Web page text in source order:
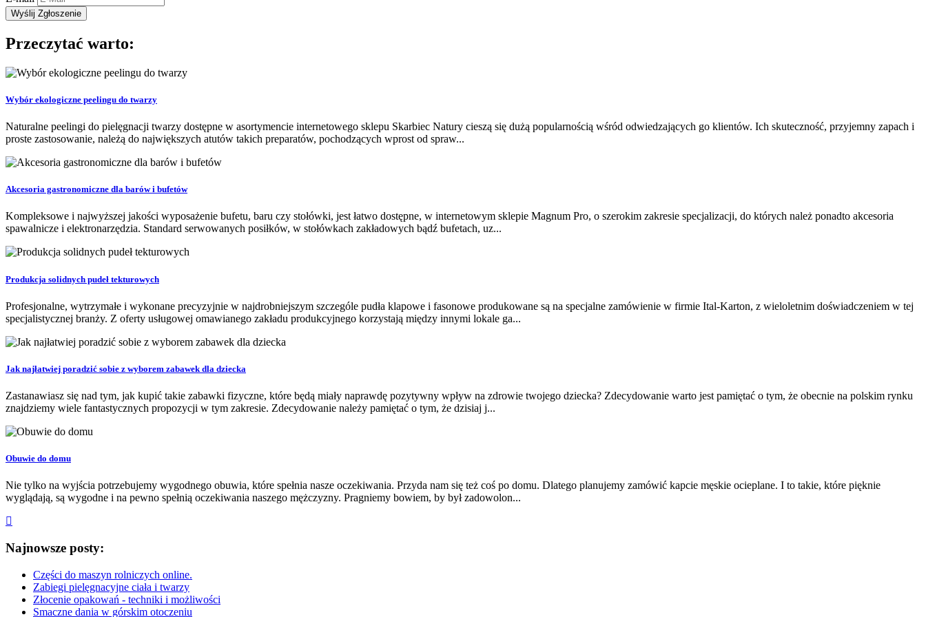
Przeczytać warto:
Wybór ekologiczne peelingu do twarzy
Naturalne peelingi do pielęgnacji twarzy dostępne w asortymencie internetowego sklepu Skarbiec Natury cieszą się dużą popularnością wśród odwiedzających go klientów. Ich skuteczność, przyjemny zapach i
proste zastosowanie, należą do największych atutów takich preparatów, pochodzących wprost od spraw...
Akcesoria gastronomiczne dla barów i bufetów
Kompleksowe i najwyższej jakości wyposażenie bufetu, baru czy stołówki, jest łatwo dostępne, w internetowym sklepie Magnum Pro, o szerokim zakresie specjalizacji, do których należ ponadto akcesoria
spawalnicze i elektronarzędzia. Standard serwowanych posiłków, w stołówkach zakładowych bądź bufetach, uz...
Produkcja solidnych pudeł tekturowych
Profesjonalne, wytrzymałe i wykonane precyzyjnie w najdrobniejszym szczególe pudła klapowe i fasonowe produkowane są na specjalne zamówienie w firmie Ital-Karton, z wieloletnim doświadczeniem w tej
specjalistycznej branży. Z oferty usługowej omawianego zakładu produkcyjnego korzystają między innymi lokale ga...
Jak najłatwiej poradzić sobie z wyborem zabawek dla dziecka
Zastanawiasz się nad tym, jak kupić takie zabawki fizyczne, które będą miały naprawdę pozytywny wpływ na zdrowie twojego dziecka? Zdecydowanie warto jest pamiętać o tym, że obecnie na polskim rynku
znajdziemy wiele fantastycznych propozycji w tym zakresie. Zdecydowanie należy pamiętać o tym, że dzisiaj j...
Obuwie do domu
Nie tylko na wyjścia potrzebujemy wygodnego obuwia, które spełnia nasze oczekiwania. Przyda nam się też coś po domu. Dlatego planujemy zamówić kapcie męskie ocieplane. I to takie, które pięknie
wyglądają, są wygodne i na pewno spełnią oczekiwania naszego mężczyzny. Pragniemy bowiem, by był zadowolon...
Najnowsze posty:
Części do maszyn rolniczych online.
Zabiegi pielęgnacyjne ciała i twarzy
Złocenie opakowań - techniki i możliwości
Smaczne dania w górskim otoczeniu